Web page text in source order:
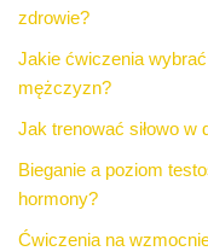
zdrowie?
Jakie ćwiczenia
mężczyzn?
Jak trenować siłowo w
Bieganie a poziom
hormony?
Ćwiczenia na